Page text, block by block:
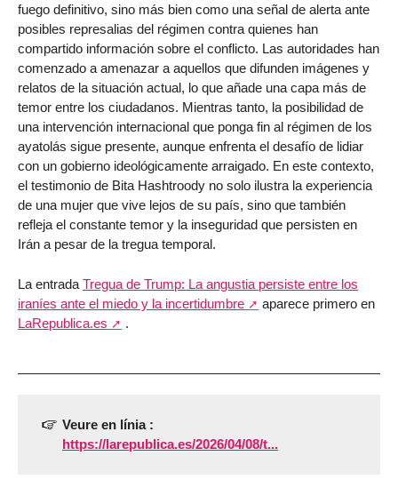
fuego definitivo, sino más bien como una señal de alerta ante
posibles represalias del régimen contra quienes han
compartido información sobre el conflicto. Las autoridades han
comenzado a amenazar a aquellos que difunden imágenes y
relatos de la situación actual, lo que añade una capa más de
temor entre los ciudadanos. Mientras tanto, la posibilidad de
una intervención internacional que ponga fin al régimen de los
ayatolás sigue presente, aunque enfrenta el desafío de lidiar
con un gobierno ideológicamente arraigado. En este contexto,
el testimonio de Bita Hashtroody no solo ilustra la experiencia
de una mujer que vive lejos de su país, sino que también
refleja el constante temor y la inseguridad que persisten en
Irán a pesar de la tregua temporal.
La entrada Tregua de Trump: La angustia persiste entre los
iraníes ante el miedo y la incertidumbre
aparece primero en
LaRepublica.es
.
Veure en línia :
https://larepublica.es/2026/04/08/t...